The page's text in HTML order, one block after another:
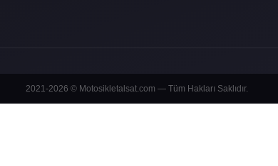
2021-2026 © Motosikletalsat.com — Tüm Hakları Saklıdır.